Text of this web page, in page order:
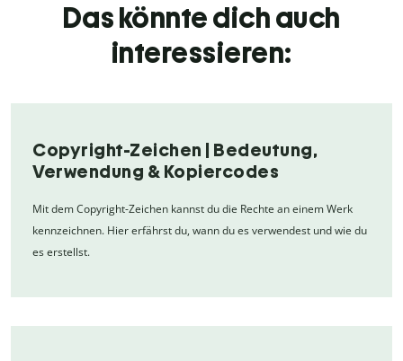
Das könnte dich auch
interessieren:
Copyright-Zeichen | Bedeutung,
Verwendung & Kopiercodes
Mit dem Copyright-Zeichen kannst du die Rechte an einem Werk
kennzeichnen. Hier erfährst du, wann du es verwendest und wie du
es erstellst.